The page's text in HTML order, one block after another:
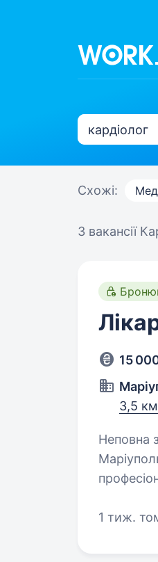
Схожі:
3 вакансії
15
3,5 км
Неповна
Ми
1 тиж.